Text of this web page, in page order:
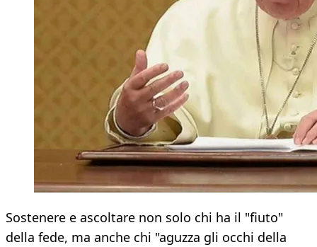
Sostenere e ascoltare non solo chi ha il "fiuto"
della fede, ma anche chi "aguzza gli occhi della